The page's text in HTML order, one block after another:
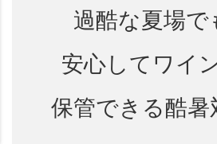
過酷な夏場で
安心してワイ
保管できる酷暑